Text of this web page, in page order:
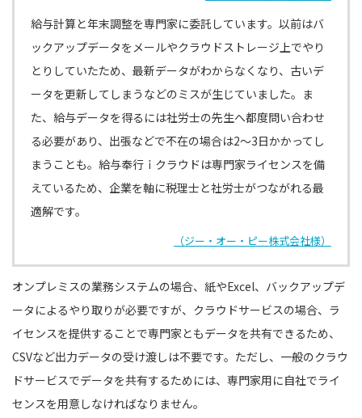
給与計算と年末調整を専門家に委託しています。以前はバ
ックアップデータをメールやクラウドストレージ上でやり
とりしていたため、最新データがわからなくなり、古いデ
ータを更新してしまうなどのミスが生じていました。ま
た、給与データを得るには社労士の先生へ都度問い合わせ
る必要があり、出張などで不在の場合は2〜3日かかってし
まうことも。給与奉行ｉクラウドは専門家ライセンスを備
えているため、企業を軸に税理士と社労士がつながれる最
適解です。
（ジー・オー・ピー株式会社様）
オンプレミスの業務システムの場合、紙やExcel、バックアップデ
ータによるやり取りが必要ですが、クラウドサービスの場合、ラ
イセンスを提供することで専門家ともデータを共有できるため、
CSVなど出力データの受け渡しは不要です。ただし、一般のクラウ
ドサービスでデータを共有するためには、専門家用に自社でライ
センスを用意しなければなりません。